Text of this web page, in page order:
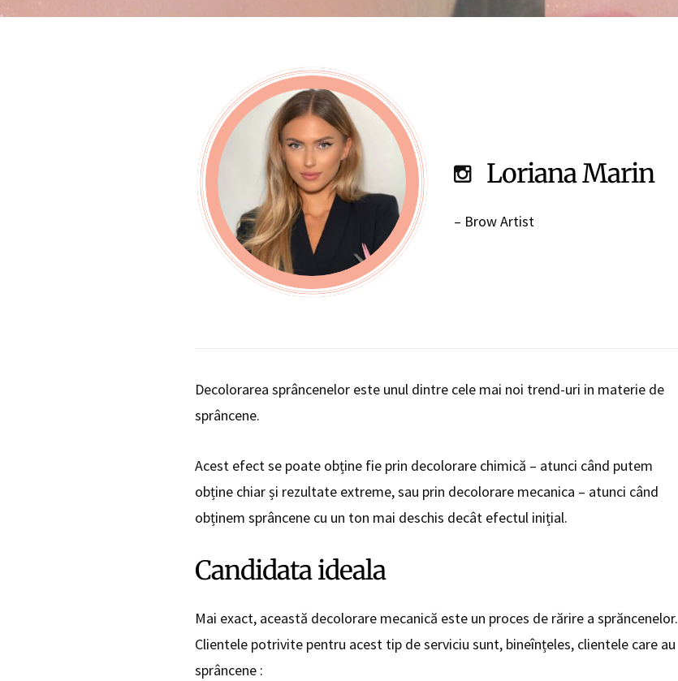
Loriana Marin
– Brow Artist
Decolorarea sprâncenelor este unul dintre cele mai noi trend-uri in materie de
sprâncene.
Acest efect se poate obține fie prin decolorare chimică – atunci când putem
obține chiar și rezultate extreme, sau prin decolorare mecanica – atunci când
obținem sprâncene cu un ton mai deschis decât efectul inițial.
Candidata ideala
Mai exact, această decolorare mecanică este un proces de rărire a sprăncenelor.
Clientele potrivite pentru acest tip de serviciu sunt, bineînțeles, clientele care au
sprâncene :